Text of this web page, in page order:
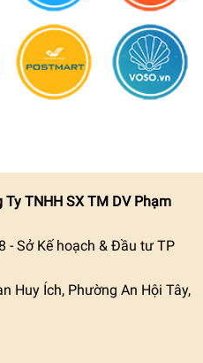
TNHH SX TM DV Phạm
- Sở Kế hoạch & Đầu tư TP
Huy Ích, Phường An Hội Tây,